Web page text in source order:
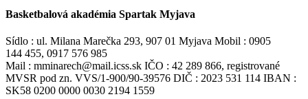
Basketbalová akadémia Spartak Myjava
Sídlo : ul. Milana Marečka 293, 907 01 Myjava Mobil : 0905
144 455, 0917 576 985
Mail : mminarech@mail.icss.sk IČO : 42 289 866, registrované
MVSR pod zn. VVS/1-900/90-39576 DIČ : 2023 531 114 IBAN :
SK58 0200 0000 0030 2194 1559